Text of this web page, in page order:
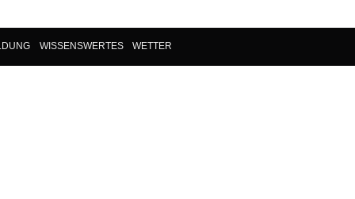
WISSENSWERTES WETTER